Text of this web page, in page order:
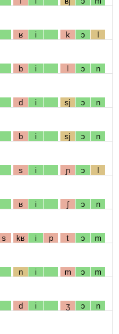
ʁ i k ɔ l
b i l ɔ n
d i sj ɔ n
b i sj ɔ n
s i ɲ ɔ l
ʁ i ʃ ɔ n
s kʁ i p t ɔ m
n i m ɔ m
d i ʒ ɔ n